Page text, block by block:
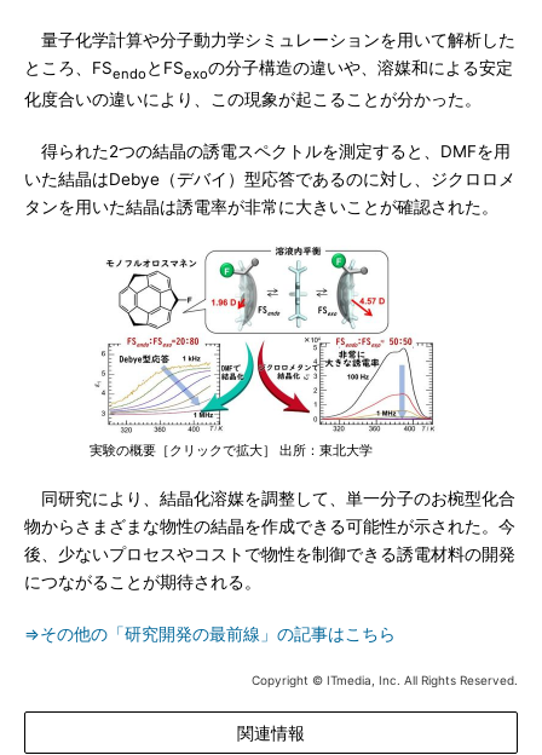
量子化学計算や分子動力学シミュレーションを用いて解析した
ところ、FSendo とFSexoの分子構造の違いや、溶媒和による安定
化度合いの違いにより、この現象が起こることが分かった。
得られた2つの結晶の誘電スペクトルを測定すると、DMFを用
いた結晶はDebye（デバイ）型応答であるのに対し、ジクロロメ
タンを用いた結晶は誘電率が非常に大きいことが確認された。
実験の概要［クリックで拡大］ 出所：東北大学
同研究により、結晶化溶媒を調整して、単一分子のお椀型化合
物からさまざまな物性の結晶を作成できる可能性が示された。今
後、少ないプロセスやコストで物性を制御できる誘電材料の開発
につながることが期待される。
⇒その他の「研究開発の最前線」の記事はこちら
Copyright © ITmedia, Inc. All Rights Reserved.
関連情報